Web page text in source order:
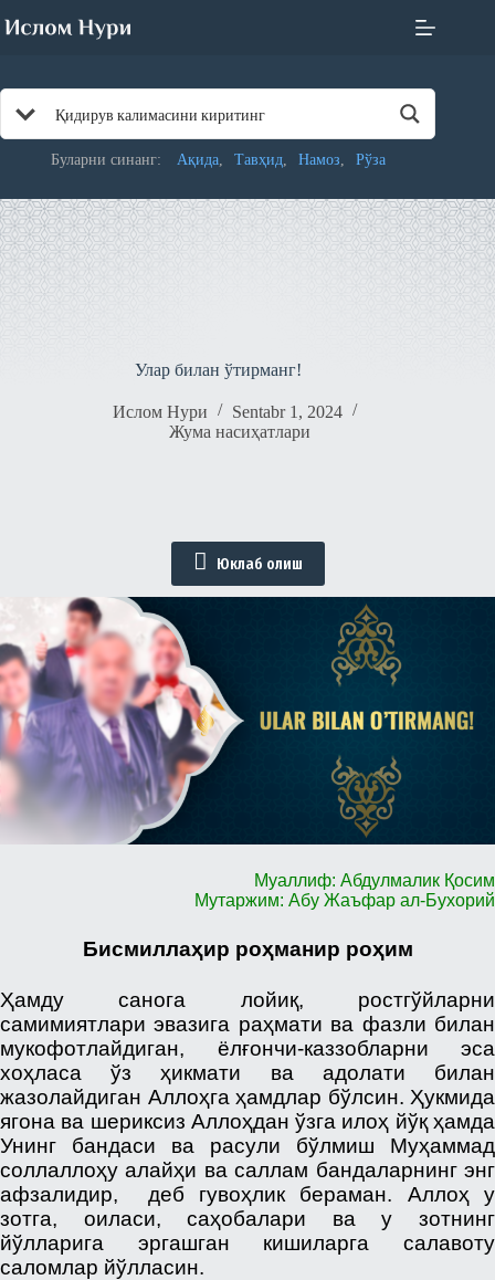
to
Буларни синанг: Ақида Тавҳид Намоз Рўза
Улар билан ўтирманг!
Ислом Нури
Sentabr 1, 2024
Жума насиҳатлари
Юклаб олиш
Муаллиф: Абдулмалик Қосим
Мутаржим: Абу Жаъфар ал-Бухорий
Бисмиллаҳир роҳманир роҳим
Ҳамду санога лойиқ, ростгўйларни
самимиятлари эвазига раҳмати ва фазли билан
мукофотлайдиган, ёлғончи-каззобларни эса
хоҳласа ўз ҳикмати ва адолати билан
жазолайдиган Аллоҳга ҳамдлар бўлсин. Ҳукмида
ягона ва шериксиз Аллоҳдан ўзга илоҳ йўқ ҳамда
Унинг бандаси ва расули бўлмиш Муҳаммад
соллаллоҳу алайҳи ва саллам бандаларнинг энг
афзалидир, деб гувоҳлик бераман. Аллоҳ у
зотга, оиласи, саҳобалари ва у зотнинг
йўлларига эргашган кишиларга салавоту
саломлар йўлласин.